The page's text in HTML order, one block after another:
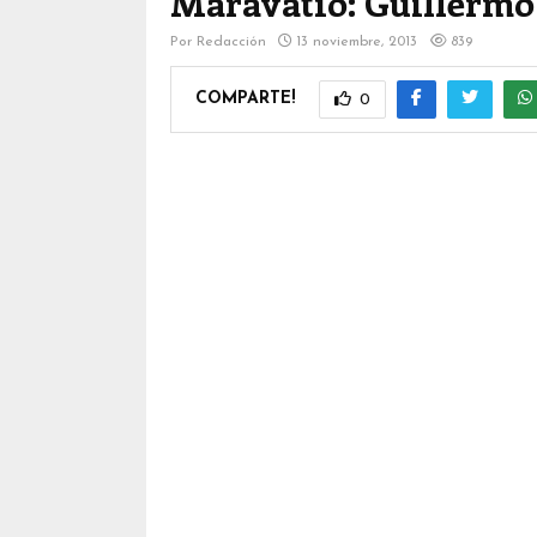
Por Redacción 13 noviembre, 2013 839
COMPARTE! 0